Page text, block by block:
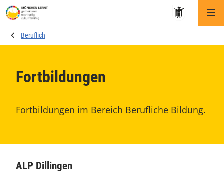
Beruflich
Fortbildungen
Fortbildungen im Bereich Berufliche Bildung.
ALP Dillingen